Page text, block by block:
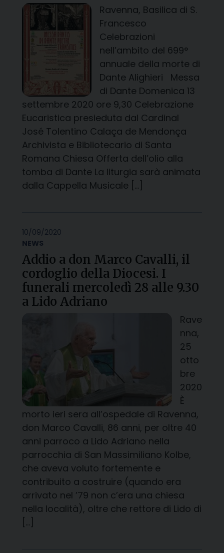
Ravenna, Basilica di S.
Francesco
Celebrazioni
nell’ambito del 699°
annuale della morte di
Dante Alighieri Messa
di Dante Domenica 13
settembre 2020 ore 9,30 Celebrazione
Eucaristica presieduta dal Cardinal
José Tolentino Calaça de Mendonça
Archivista e Bibliotecario di Santa
Romana Chiesa Offerta dell’olio alla
tomba di Dante La liturgia sarà animata
dalla Cappella Musicale […]
10/09/2020
NEWS
Addio a don Marco Cavalli, il
cordoglio della Diocesi. I
funerali mercoledì 28 alle 9.30
a Lido Adriano
Rave
nna,
25
otto
bre
2020
È
morto ieri sera all’ospedale di Ravenna,
don Marco Cavalli, 86 anni, per oltre 40
anni parroco a Lido Adriano nella
parrocchia di San Massimiliano Kolbe,
che aveva voluto fortemente e
contribuito a costruire (quando era
arrivato nel ’79 non c’era una chiesa
nella località), oltre che rettore di Lido di
[…]